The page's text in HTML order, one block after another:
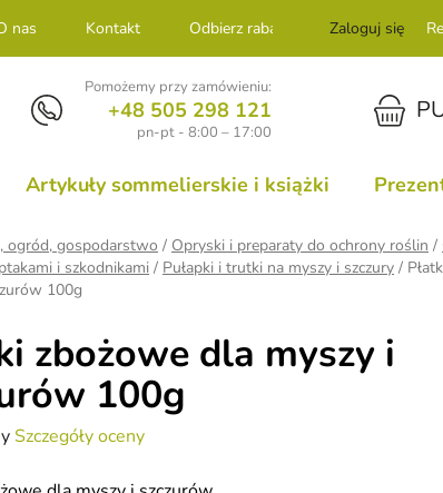
nas Kontakt Odbierz rabat Zaloguj się
Pomożemy przy zamówieniu:
+48 505 298 121
pn-pt - 8:00 – 17:00
Artykuły sommelierskie i książki
ogród, gospodarstwo / Opryski i preparaty do ochrony roślin /
i szkodnikami / Pułapki i trutki na myszy i szczury /
100g
zbożowe dla myszy i
100g
Szczegóły oceny